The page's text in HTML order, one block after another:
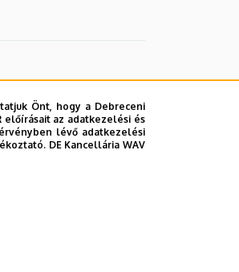
Önt, hogy a Debreceni
az adatkezelési és
lévő adatkezelési
DE Kancellária WAV